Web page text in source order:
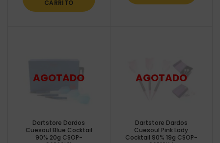
CARRITO
Dartstore Dardos
Cuesoul Blue Cocktail
90% 20g CSOP-
Dartstore Dardos
Cuesoul Pink Lady
Cocktail 90% 19g CSOP-